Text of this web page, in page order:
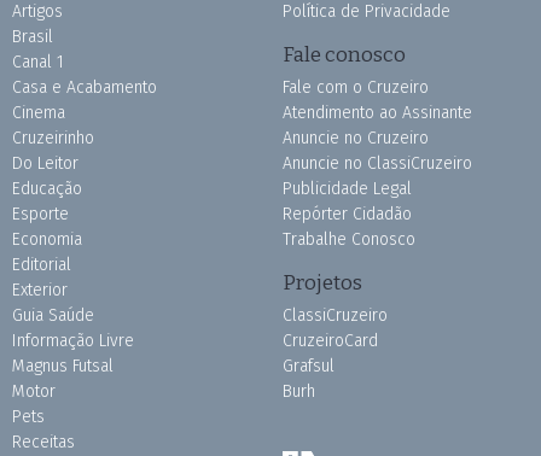
Artigos
Brasil
Canal 1
Casa e Acabamento
Cinema
Cruzeirinho
Do Leitor
Educação
Esporte
Economia
Editorial
Exterior
Guia Saúde
Informação Livre
Magnus Futsal
Motor
Pets
Receitas
Política de Privacidade
Fale conosco
Fale com o Cruzeiro
Atendimento ao Assinante
Anuncie no Cruzeiro
Anuncie no ClassiCruzeiro
Publicidade Legal
Repórter Cidadão
Trabalhe Conosco
Projetos
ClassiCruzeiro
CruzeiroCard
Grafsul
Burh